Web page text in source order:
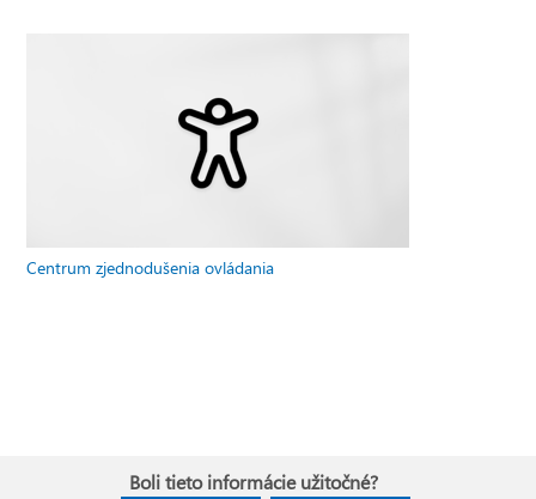
Centrum zjednodušenia ovládania
Boli tieto informácie užitočné?